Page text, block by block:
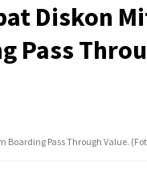
Diskon
Pass
Boarding Pass Through Value.